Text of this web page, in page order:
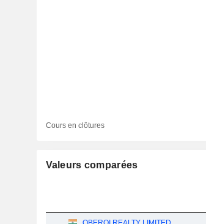
Cours en clôtures
Valeurs comparées